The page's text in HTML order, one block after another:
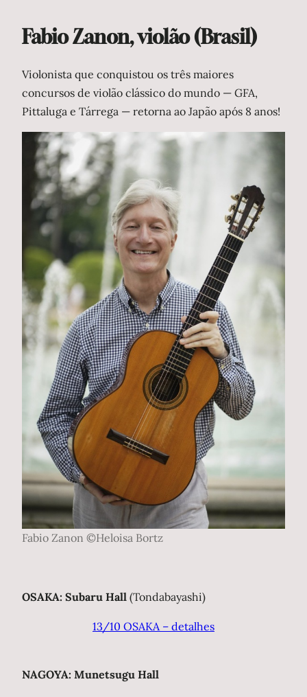
Fabio Zanon, violão (Brasil)
Violonista que conquistou os três maiores
concursos de violão clássico do mundo — GFA,
Pittaluga e Tárrega — retorna ao Japão após 8 anos!
Fabio Zanon ©Heloisa Bortz
OSAKA: Subaru Hall (Tondabayashi)
13/10 OSAKA – detalhes
NAGOYA: Munetsugu Hall